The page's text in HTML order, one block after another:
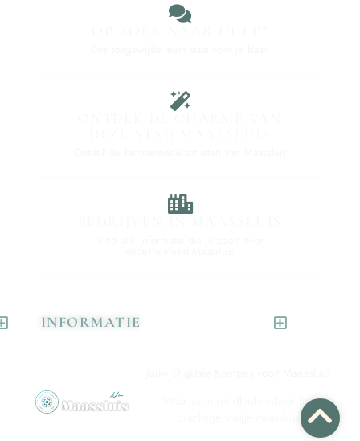
INFORMATIE
Waar wij u rondleiden door het